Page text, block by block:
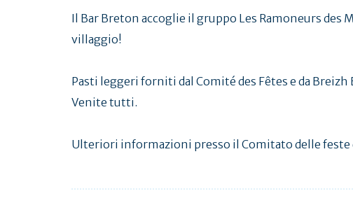
Il Bar Breton accoglie il gruppo Les Ramoneurs
villaggio!
Pasti leggeri forniti dal Comité des Fêtes e da Breizh
Venite tutti.
Ulteriori informazioni presso il Comitato delle feste